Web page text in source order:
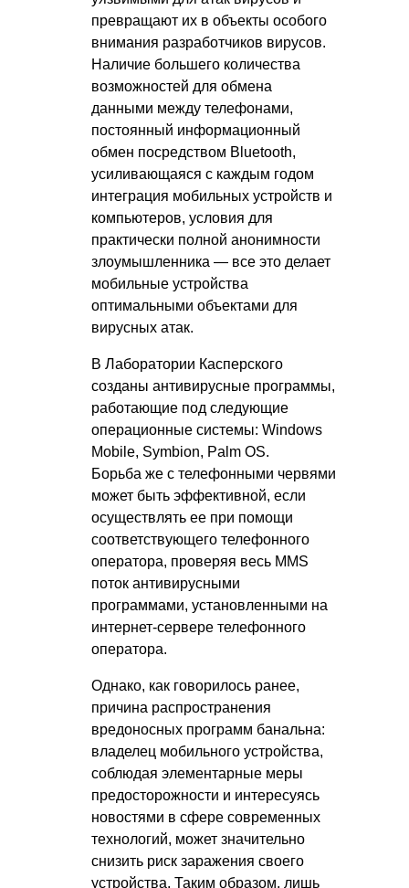
превращают их в объекты особого
внимания разработчиков вирусов.
Наличие большего количества
возможностей для обмена
данными между телефонами,
постоянный информационный
обмен посредством Bluetooth,
усиливающаяся с каждым годом
интеграция мобильных устройств и
компьютеров, условия для
практически полной анонимности
злоумышленника — все это делает
мобильные устройства
оптимальными объектами для
вирусных атак.
В Лаборатории Касперского
созданы антивирусные программы,
работающие под следующие
операционные системы: Windows
Mobile, Symbion, Palm OS.
Борьба же с телефонными червями
может быть эффективной, если
осуществлять ее при помощи
соответствующего телефонного
оператора, проверяя весь MMS
поток антивирусными
программами, установленными на
интернет-сервере телефонного
оператора.
Однако, как говорилось ранее,
причина распространения
вредоносных программ банальна:
владелец мобильного устройства,
соблюдая элементарные меры
предосторожности и интересуясь
новостями в сфере современных
технологий, может значительно
снизить риск заражения своего
устройства. Таким образом, лишь